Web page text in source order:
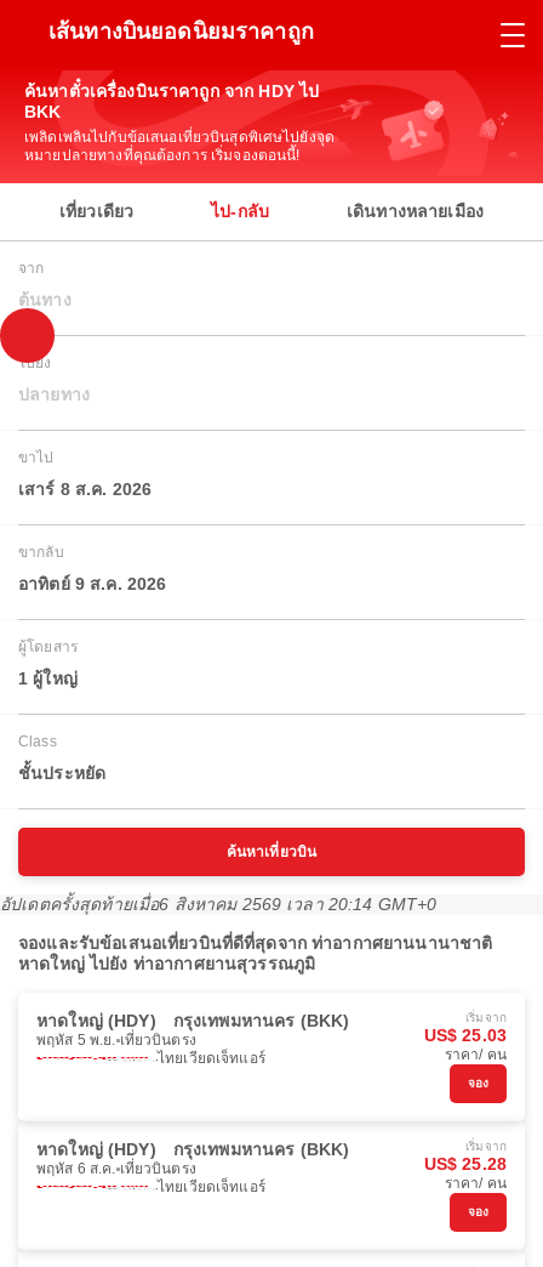
เส้นทางบินยอดนิยมราคาถูก
ค้นหาตั๋วเครื่องบินราคาถูก จาก HDY ไป
BKK
เพลิดเพลินไปกับข้อเสนอเที่ยวบินสุดพิเศษไปยังจุด
หมายปลายทางที่คุณต้องการ เริ่มจองตอนนี้!
เที่ยวเดียว ไป-กลับ เดินทางหลายเมือง
จาก
ต้นทาง
ไปยัง
ปลายทาง
ขาไป
เสาร์ 8 ส.ค. 2026
ขากลับ
อาทิตย์ 9 ส.ค. 2026
ผู้โดยสาร
1 ผู้ใหญ่
Class
ชั้นประหยัด
ค้นหาเที่ยวบิน
อัปเดตครั้งสุดท้ายเมื่อ6 สิงหาคม 2569 เวลา 20:14 GMT+0
จองและรับข้อเสนอเที่ยวบินที่ดีที่สุดจาก ท่าอากาศยานนานาชาติ
หาดใหญ่ ไปยัง ท่าอากาศยานสุวรรณภูมิ
หาดใหญ่ (HDY) กรุงเทพมหานคร (BKK)
พฤหัส 5 พ.ย. เที่ยวบินตรง
ไทยเวียดเจ็ทแอร์
เริ่มจาก
US$ 25.03
ราคา/ คน
จอง
หาดใหญ่ (HDY) กรุงเทพมหานคร (BKK)
พฤหัส 6 ส.ค. เที่ยวบินตรง
ไทยเวียดเจ็ทแอร์
เริ่มจาก
US$ 25.28
ราคา/ คน
จอง